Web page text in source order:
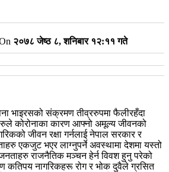
२०७८ जेष्ठ ८, शनिबार १२:११ गते
भाइरसको संक्रमण तीव्ररुपमा फैलीरहँदा
कोरोनाका कारण आफ्नो अमूल्य जीवनको
जीवन रक्षा गर्नलाई नेपाल सरकार र
एकजुट भएर लाग्नुपर्ने अवस्थामा देशमा यस्तो
राजनैतिक मञ्चन हेर्न विवश हुनु परेको
कतिपय नागरिकहरू रोग र भोक दुवैले ग्रसित